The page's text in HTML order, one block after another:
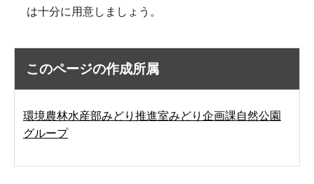
は十分に用意しましょう。
このページの作成所属
環境農林水産部みどり推進室みどり企画課自然公園
グループ